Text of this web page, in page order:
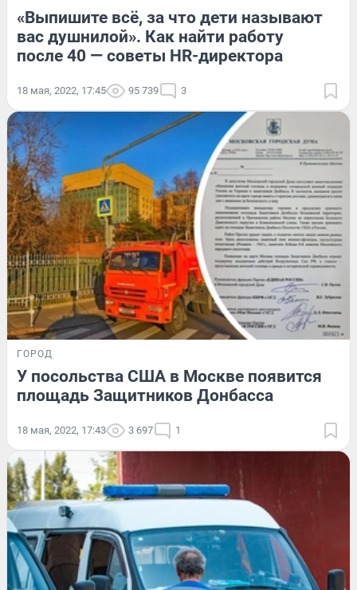
«Выпишите всё, за что дети называют
вас душнилой». Как найти работу
после 40 — советы HR-директора
18 мая, 2022, 17:45 95 739 3
ГОРОД
У посольства США в Москве появится
площадь Защитников Донбасса
18 мая, 2022, 17:43 3 697 1